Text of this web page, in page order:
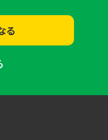
る